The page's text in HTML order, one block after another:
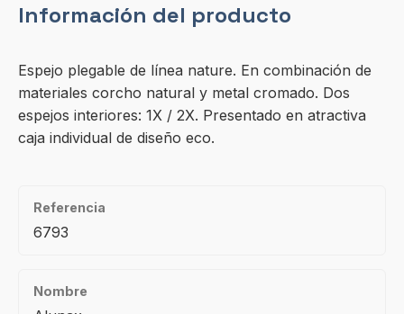
Información del producto
Espejo plegable de línea nature. En combinación de
materiales corcho natural y metal cromado. Dos
espejos interiores: 1X / 2X. Presentado en atractiva
caja individual de diseño eco.
Referencia
6793
Nombre